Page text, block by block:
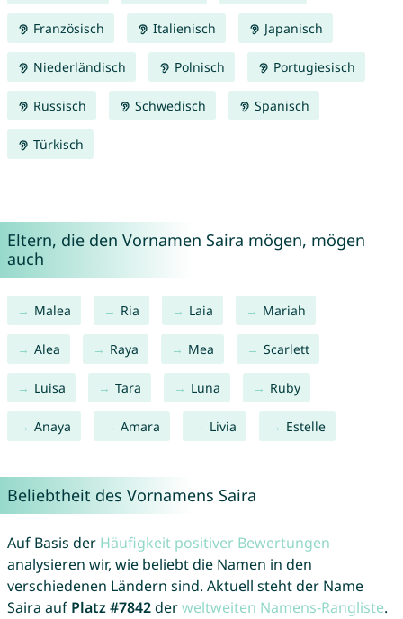
Französisch Italienisch Japanisch
Niederländisch Polnisch Portugiesisch
Russisch Schwedisch Spanisch
Türkisch
Eltern, die den Vornamen Saira mögen, mögen
auch
Malea Ria Laia Mariah
Alea Raya Mea Scarlett
Luisa Tara Luna Ruby
Anaya Amara Livia Estelle
Beliebtheit des Vornamens Saira
Auf Basis der Häufigkeit positiver Bewertungen
analysieren wir, wie beliebt die Namen in den
verschiedenen Ländern sind. Aktuell steht der Name
Saira auf Platz #7842derweltweiten Namens-Rangliste.